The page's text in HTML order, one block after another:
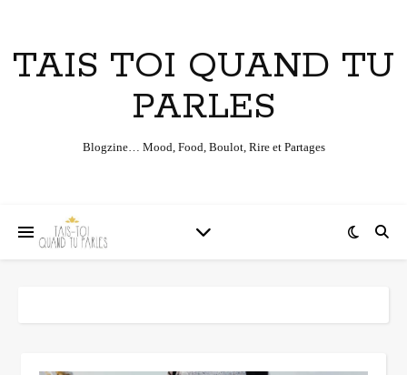
TAIS TOI QUAND TU
PARLES
Blogzine… Mood, Food, Boulot, Rire et Partages